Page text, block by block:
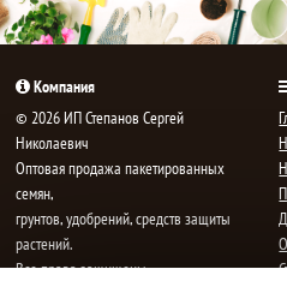
Компания
© 2026 ИП Степанов Сергей
Николаевич
Oптовая продажа пакетированных
семян,
грунтов, удобрений, средств защиты
растений.
Все права защищены.